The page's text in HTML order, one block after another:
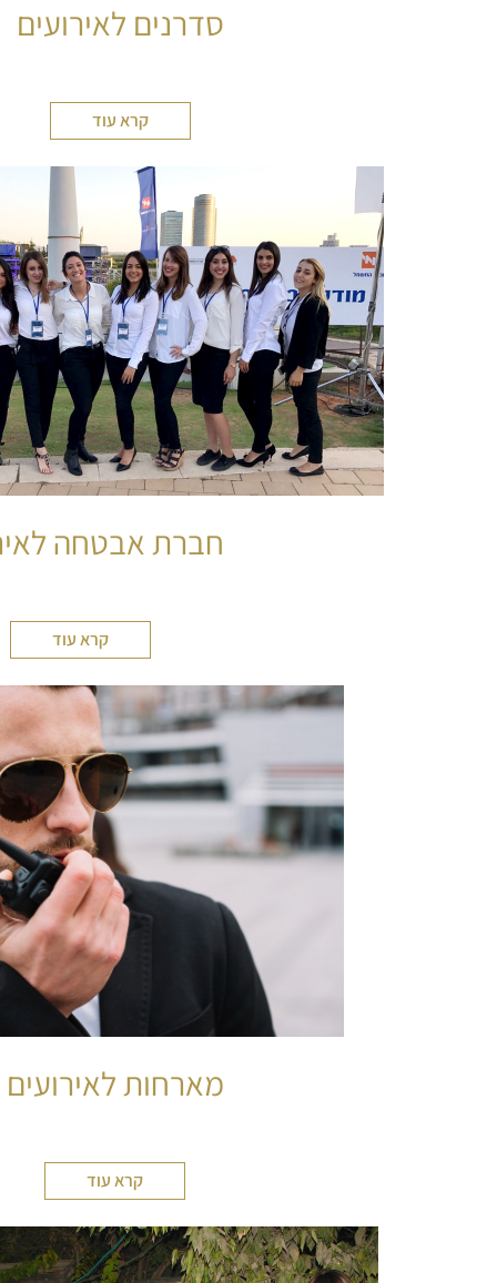
סדרנים לאירועים
קרא עוד
חברת אבטחה
קרא עוד
מארחות לאירועים
קרא עוד